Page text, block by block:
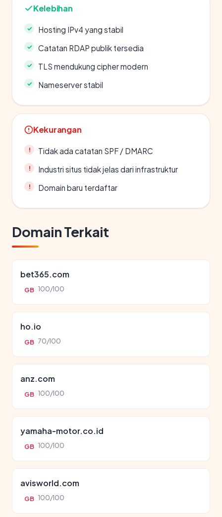
Kelebihan
Hosting IPv4 yang stabil
Catatan RDAP publik tersedia
TLS mendukung cipher modern
Nameserver stabil
Kekurangan
Tidak ada catatan SPF / DMARC
Industri situs tidak jelas dari infrastruktur
Domain baru terdaftar
Domain Terkait
bet365.com
GB 100/100
ho.io
GB 70/100
anz.com
GB 100/100
yamaha-motor.co.id
GB 100/100
avisworld.com
GB 100/100